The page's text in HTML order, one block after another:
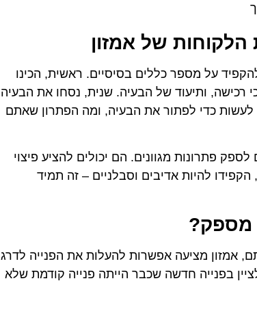
הלקוחות של אמזון
על מספר כללים בסיסיים. ראשית, הכינו
רכישה, ותיעוד של הבעיה. שנית, נסחו את הבעיה
כדי לפתור את הבעיה, ומה הפתרון שאתם
פתרונות מגוונים. הם יכולים להציע פיצוי
להיות אדיבים וסבלניים – זה תמיד
מספק?
אמזון מציעה אפשרות להעלות את הפנייה לדרג
בפנייה חדשה שכבר הייתה פנייה קודמת שלא